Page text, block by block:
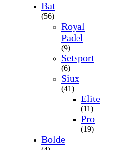
Bat
(56)
Royal
Padel
(9)
Setsport
(6)
Siux
(41)
Elite
(11)
Pro
(19)
Bolde